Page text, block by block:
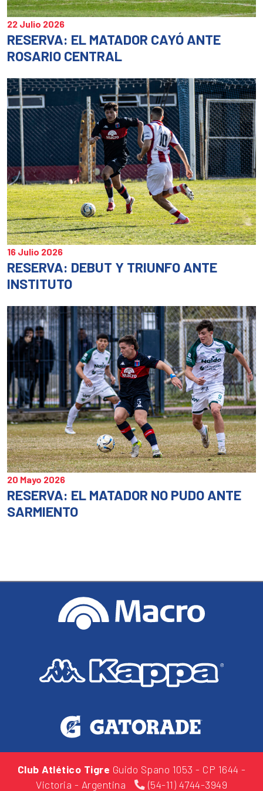
22 Julio 2026
RESERVA: EL MATADOR CAYÓ ANTE
ROSARIO CENTRAL
16 Julio 2026
RESERVA: DEBUT Y TRIUNFO ANTE
INSTITUTO
20 Mayo 2026
RESERVA: EL MATADOR NO PUDO ANTE
SARMIENTO
Club Atlético Tigre Guido Spano 1053 - CP 1644 -
Victoria - Argentina
(54-11) 4744-3949